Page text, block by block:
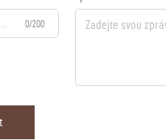
0/200